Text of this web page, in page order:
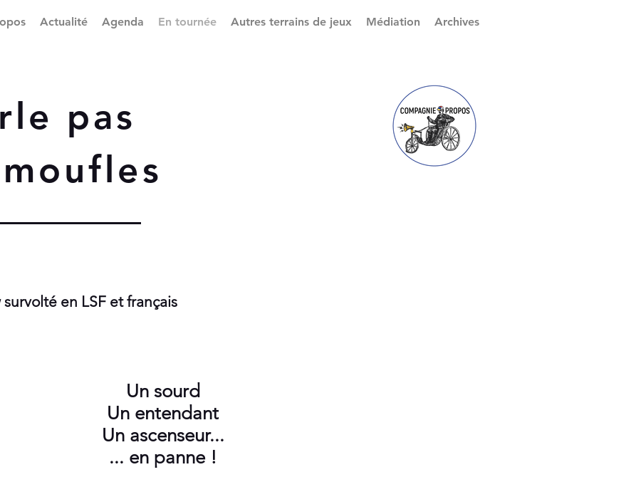
Actualité Agenda En tournée Autres terrains de jeux Médiation Archives
pas
en LSF et français
Un sourd
Un entendant
Un ascenseur...
... en panne !